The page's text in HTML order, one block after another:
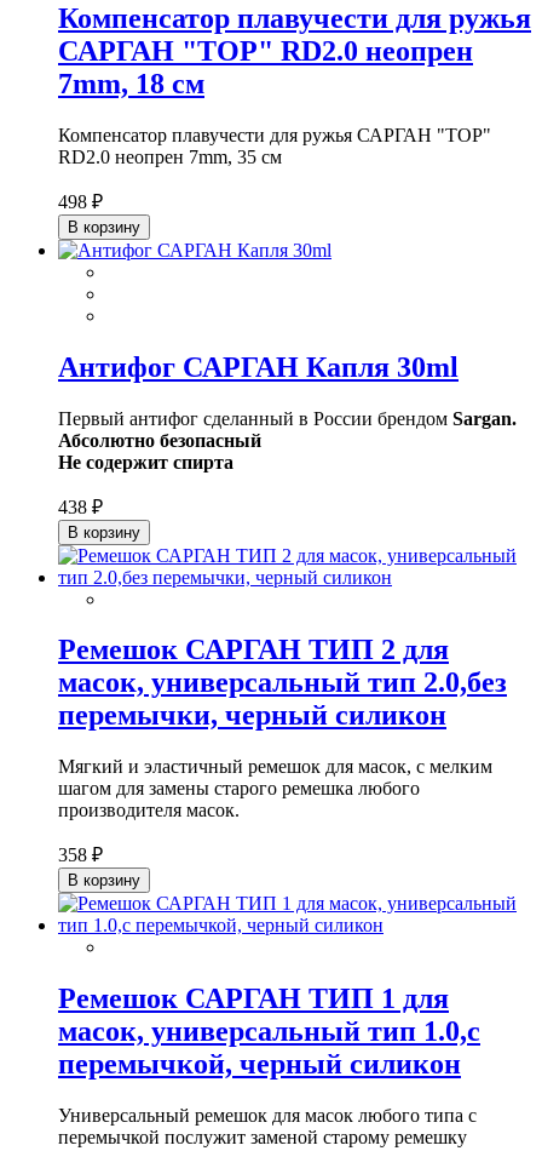
Компенсатор плавучести для ружья
САРГАН "ТОР" RD2.0 неопрен
7mm, 18 см
Компенсатор плавучести для ружья САРГАН "ТОР"
RD2.0 неопрен 7mm, 35 см
498 ₽
В корзину
Антифог САРГАН Капля 30ml
Первый антифог сделанный в России брендом Sargan.
Абсолютно безопасный
Не содержит спирта
438 ₽
В корзину
Ремешок САРГАН ТИП 2 для
масок, универсальный тип 2.0,без
перемычки, черный силикон
Мягкий и эластичный ремешок для масок, с мелким
шагом для замены старого ремешка любого
производителя масок.
358 ₽
В корзину
Ремешок САРГАН ТИП 1 для
масок, универсальный тип 1.0,с
перемычкой, черный силикон
Универсальный ремешок для масок любого типа с
перемычкой послужит заменой старому ремешку